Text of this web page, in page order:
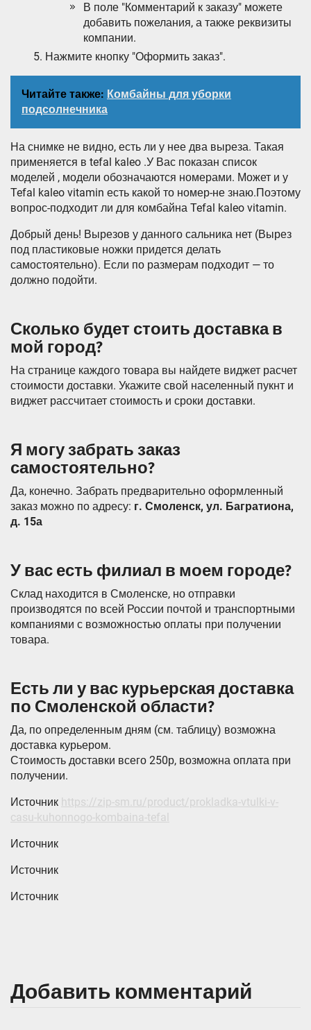
В поле "Комментарий к заказу" можете
добавить пожелания, а также реквизиты
компании.
Нажмите кнопку "Оформить заказ".
Читайте также: Комбайны для уборки
подсолнечника
На снимке не видно, есть ли у нее два выреза. Такая
применяется в tefal kaleo .У Вас показан список
моделей , модели обозначаются номерами. Может и у
Tefal kaleo vitamin есть какой то номер-не знаю.Поэтому
вопрос-подходит ли для комбайна Tefal kaleo vitamin.
Добрый день! Вырезов у данного сальника нет (Вырез
под пластиковые ножки придется делать
самостоятельно). Если по размерам подходит — то
должно подойти.
Сколько будет стоить доставка в
мой город?
На странице каждого товара вы найдете виджет расчет
стоимости доставки. Укажите свой населенный пукнт и
виджет рассчитает стоимость и сроки доставки.
Я могу забрать заказ
самостоятельно?
Да, конечно. Забрать предварительно оформленный
заказ можно по адресу: г. Смоленск, ул. Багратиона,
д. 15а
У вас есть филиал в моем городе?
Склад находится в Смоленске, но отправки
производятся по всей России почтой и транспортными
компаниями с возможностью оплаты при получении
товара.
Есть ли у вас курьерская доставка
по Смоленской области?
Да, по определенным дням (см. таблицу) возможна
доставка курьером.
Стоимость доставки всего 250р, возможна оплата при
получении.
Источник https://zip-sm.ru/product/prokladka-vtulki-v-
casu-kuhonnogo-kombaina-tefal
Источник
Источник
Источник
Добавить комментарий